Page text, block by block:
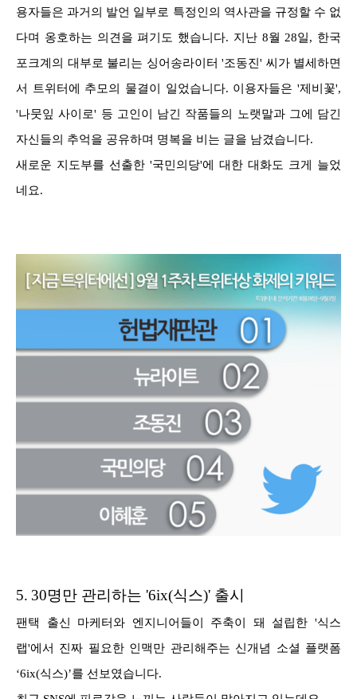
용자들은 과거의 발언 일부로 특정인의 역사관을 규정할 수 없
다며 옹호하는 의견을 펴기도 했습니다. 지난 8월 28일, 한국
포크계의 대부로 불리는 싱어송라이터 '조동진' 씨가 별세하면
서 트위터에 추모의 물결이 일었습니다. 이용자들은 '제비꽃',
'나뭇잎 사이로' 등 고인이 남긴 작품들의 노랫말과 그에 담긴
자신들의 추억을 공유하며 명복을 비는 글을 남겼습니다.
새로운 지도부를 선출한 '국민의당'에 대한 대화도 크게 늘었
네요.
5. 30명만 관리하는 '6ix(식스)' 출시
팬택 출신 마케터와 엔지니어들이 주축이 돼 설립한 '식스
랩'에서 진짜 필요한 인맥만 관리해주는 신개념 소셜 플랫폼
‘6ix(식스)’를 선보였습니다.